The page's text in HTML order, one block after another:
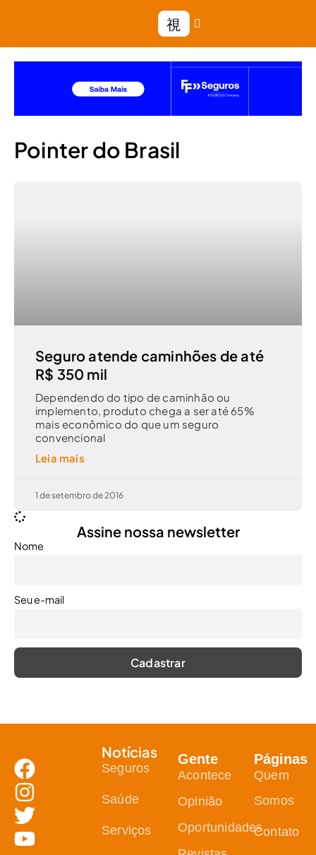
Pointer do Brasil
Seguro atende caminhões de até
R$ 350 mil
Dependendo do tipo de caminhão ou
implemento, produto chega a ser até 65%
mais econômico do que um seguro
convencional
Leia mais
1 de setembro de 2016
Assine nossa newsletter
Nome
Seu e-mail
Notícias
Seguros
Saúde
Serviços
Gente
Acontece
Opinião
Oportunidades
Páginas
Quem
Somos
Contato